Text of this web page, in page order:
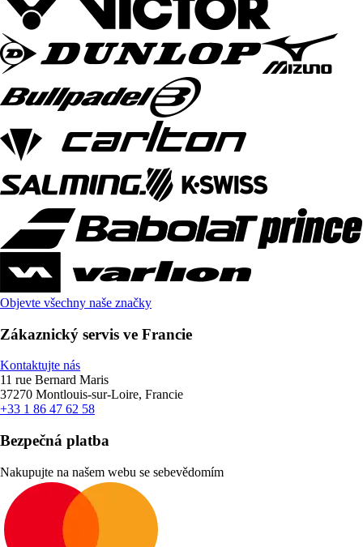
Objevte všechny naše značky
Zákaznický servis ve Francie
Kontaktujte nás
11 rue Bernard Maris
37270 Montlouis-sur-Loire, Francie
+33 1 86 47 62 58
Bezpečná platba
Nakupujte na našem webu se sebevědomím